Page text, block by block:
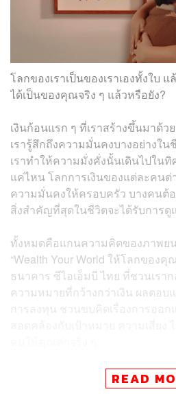
โลกของเราเป็นของเราเองทั้งใบ
ได้เป็นของคุณจริง ๆ แล้วหรือยัง?
เงินก้อนแรก ๆ ที่เราสร้างขึ้นมาด้
เรารู้สึกถึงความมั่นคงบางอย่างใน
เราทำให้ความมั่งคั่งนั้นเดินไปในทิ
แค่ไหน โลกการเงินของแต่ละคนต่
ความมั่นคงให้ครอบครัว บางคนต้
สิ่งสำคัญที่สุดในชีวิตจะได้รับการดู
ทั้งหมดคือแกนความคิดของภาพ
“Wealth Your World ให้โลกของ
ธนาคาร ซีไอเอ็มบี ไทย ที่ชวนเรา
ความหมายที่กว้างกว่าเงิน ผลตอ
การลงทุน ชวนขบคิดเรื่องการออก
READ